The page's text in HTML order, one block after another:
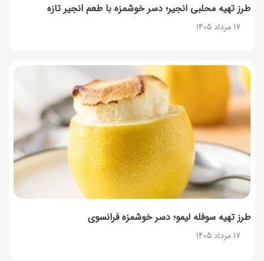
طرز تهیه محلبی انجیر؛ دسر خوشمزه با طعم انجیر تازه
17 مرداد 1405
طرز تهیه سوفله لیمو؛ دسر خوشمزه فرانسوی
17 مرداد 1405